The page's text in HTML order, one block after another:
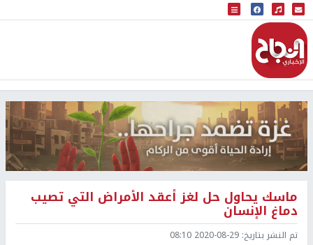
البث المباشر
إذاعة النجاح
ماسك يحاول حل لغز أعقد الأمراض التي تصيب
دماغ الإنسان
تم النشر بتاريخ: 2020-08-29 08:10